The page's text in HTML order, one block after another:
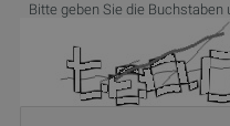
Bitte geben Sie die Buchstaben